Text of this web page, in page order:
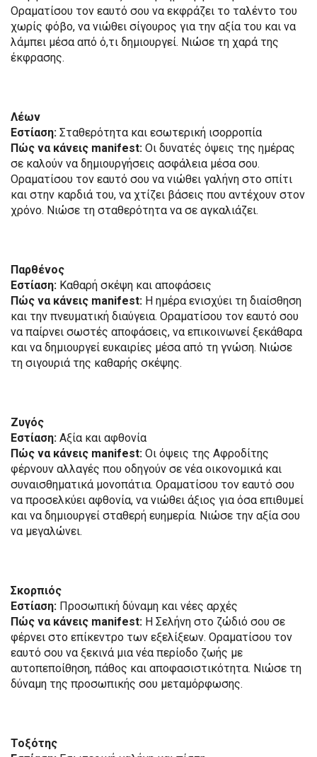
Οραματίσου τον εαυτό σου να εκφράζει το ταλέντο του
χωρίς φόβο, να νιώθει σίγουρος για την αξία του και να
λάμπει μέσα από ό,τι δημιουργεί. Νιώσε τη χαρά της
έκφρασης.
Λέων
Εστίαση: Σταθερότητα και εσωτερική ισορροπία
Πώς να κάνεις manifest: Οι δυνατές όψεις της ημέρας
σε καλούν να δημιουργήσεις ασφάλεια μέσα σου.
Οραματίσου τον εαυτό σου να νιώθει γαλήνη στο σπίτι
και στην καρδιά του, να χτίζει βάσεις που αντέχουν στον
χρόνο. Νιώσε τη σταθερότητα να σε αγκαλιάζει.
Παρθένος
Εστίαση: Καθαρή σκέψη και αποφάσεις
Πώς να κάνεις manifest: Η ημέρα ενισχύει τη διαίσθηση
και την πνευματική διαύγεια. Οραματίσου τον εαυτό σου
να παίρνει σωστές αποφάσεις, να επικοινωνεί ξεκάθαρα
και να δημιουργεί ευκαιρίες μέσα από τη γνώση. Νιώσε
τη σιγουριά της καθαρής σκέψης.
Ζυγός
Εστίαση: Αξία και αφθονία
Πώς να κάνεις manifest: Οι όψεις της Αφροδίτης
φέρνουν αλλαγές που οδηγούν σε νέα οικονομικά και
συναισθηματικά μονοπάτια. Οραματίσου τον εαυτό σου
να προσελκύει αφθονία, να νιώθει άξιος για όσα επιθυμεί
και να δημιουργεί σταθερή ευημερία. Νιώσε την αξία σου
να μεγαλώνει.
Σκορπιός
Εστίαση: Προσωπική δύναμη και νέες αρχές
Πώς να κάνεις manifest: Η Σελήνη στο ζώδιό σου σε
φέρνει στο επίκεντρο των εξελίξεων. Οραματίσου τον
εαυτό σου να ξεκινά μια νέα περίοδο ζωής με
αυτοπεποίθηση, πάθος και αποφασιστικότητα. Νιώσε τη
δύναμη της προσωπικής σου μεταμόρφωσης.
Τοξότης